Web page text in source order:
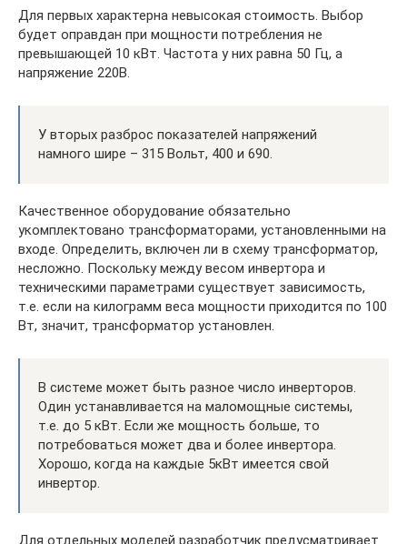
Для первых характерна невысокая стоимость. Выбор
будет оправдан при мощности потребления не
превышающей 10 кВт. Частота у них равна 50 Гц, а
напряжение 220В.
У вторых разброс показателей напряжений
намного шире – 315 Вольт, 400 и 690.
Качественное оборудование обязательно
укомплектовано трансформаторами, установленными на
входе. Определить, включен ли в схему трансформатор,
несложно. Поскольку между весом инвертора и
техническими параметрами существует зависимость,
т.е. если на килограмм веса мощности приходится по 100
Вт, значит, трансформатор установлен.
В системе может быть разное число инверторов.
Один устанавливается на маломощные системы,
т.е. до 5 кВт. Если же мощность больше, то
потребоваться может два и более инвертора.
Хорошо, когда на каждые 5кВт имеется свой
инвертор.
Для отдельных моделей разработчик предусматривает